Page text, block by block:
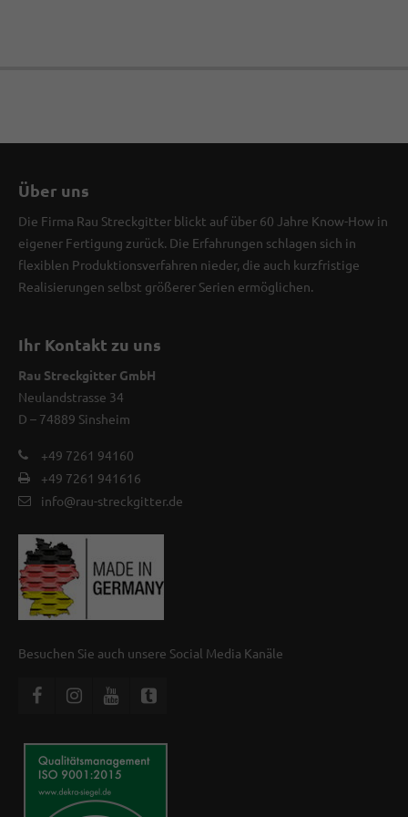
Über uns
Die Firma Rau Streckgitter blickt auf über 60 Jahre Know-How in
eigener Fertigung zurück. Die Erfahrungen schlagen sich in
flexiblen Produktionsverfahren nieder, die auch kurzfristige
Realisierungen selbst größerer Serien ermöglichen.
Ihr Kontakt zu uns
Rau Streckgitter GmbH
Neulandstrasse 34
D – 74889 Sinsheim
+49 7261 94160
+49 7261 941616
info@rau-streckgitter.de
Besuchen Sie auch unsere Social Media Kanäle